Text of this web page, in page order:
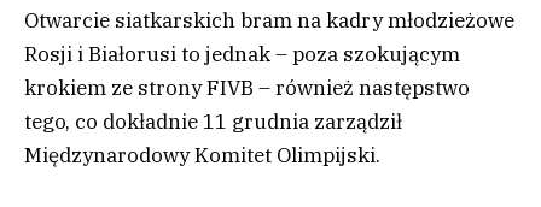
Otwarcie siatkarskich bram na kadry młodzieżowe
Rosji i Białorusi to jednak – poza szokującym
krokiem ze strony FIVB – również następstwo
tego, co dokładnie 11 grudnia zarządził
Międzynarodowy Komitet Olimpijski.